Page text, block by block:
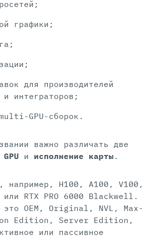
графики;
для производителей
и интеграторов;
GPU-сборок.
важно различать две
и исполнение карты .
например, H100, A100, V100,
или RTX PRO 6000 Blackwell.
это OEM, Original, NVL, Max-
Edition, Server Edition,
или пассивное